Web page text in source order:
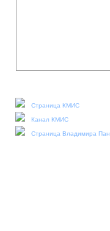
Страница КМИС
Канал КМИС
Страница Владимира